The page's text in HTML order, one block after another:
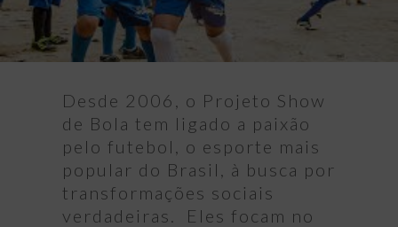
Desde 2006, o Projeto Show
de Bola tem ligado a paixão
pelo futebol, o esporte mais
popular do Brasil, à busca por
transformações sociais
verdadeiras. Eles focam no